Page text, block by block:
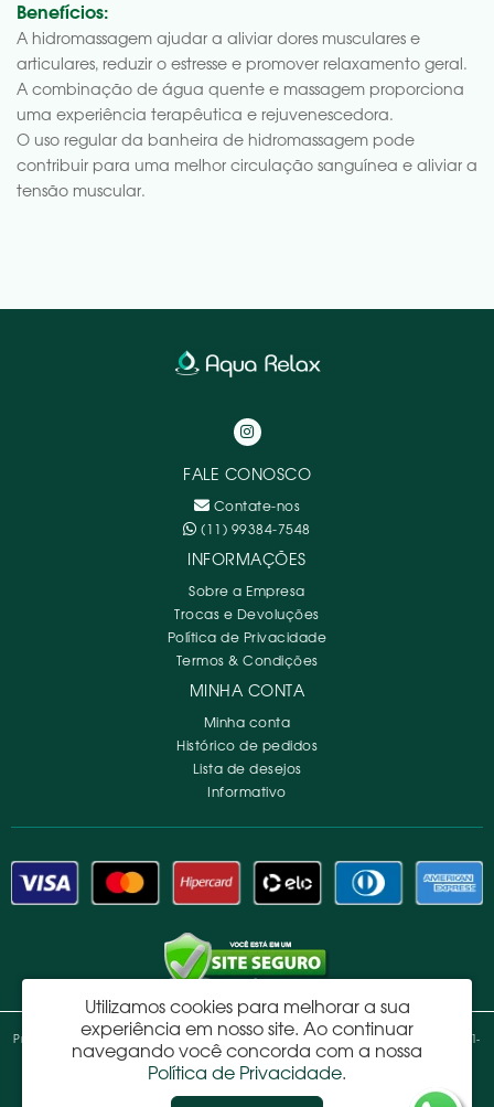
Benefícios:
A hidromassagem ajudar a aliviar dores musculares e
articulares, reduzir o estresse e promover relaxamento geral.
A combinação de água quente e massagem proporciona
uma experiência terapêutica e rejuvenescedora.
O uso regular da banheira de hidromassagem pode
contribuir para uma melhor circulação sanguínea e aliviar a
tensão muscular.
FALE CONOSCO
Contate-nos
(11) 99384-7548
INFORMAÇÕES
Sobre a Empresa
Trocas e Devoluções
Política de Privacidade
Termos & Condições
MINHA CONTA
Minha conta
Histórico de pedidos
Lista de desejos
Informativo
Pretty Spa Materiais de Decoração e Acabamentos Ltda - CNPJ: 06.023.446/0001-
Utilizamos cookies para melhorar a sua
experiência em nosso site. Ao continuar
navegando você concorda com a nossa
Política de Privacidade.